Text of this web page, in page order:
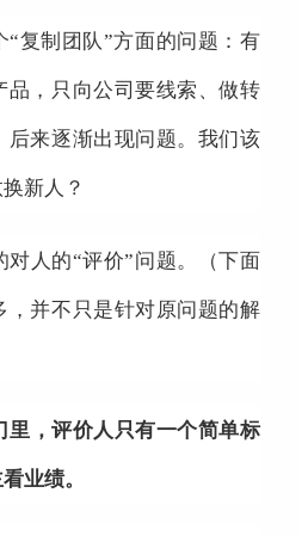
“复制团队”方面的问题：有
品，只向公司要线索、做转
后来逐渐出现问题。我们该
新人？
对人的“评价”问题。（下面
，并不只是针对原问题的解
里，评价人只有一个简单标
业绩。